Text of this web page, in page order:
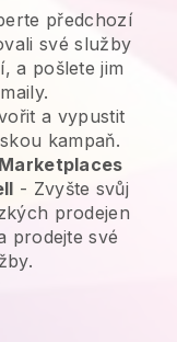
předchozí
své služby
a pošlete jim
a vypustit
kampaň.
- Zvyšte svůj
prodejen
prodejte své